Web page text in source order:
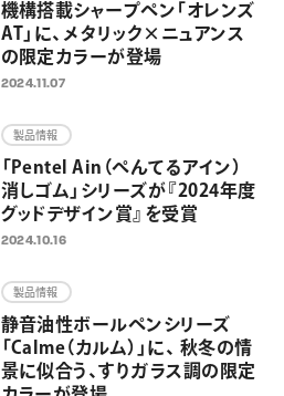
機構搭載シャープペン「オレンズ
AT」に、メタリック×ニュアンス
の限定カラーが登場
2024.11.07
製品情報
「Pentel Ain（ぺんてるアイン）
消しゴム」シリーズが『2024年度
グッドデザイン賞』を受賞
2024.10.16
製品情報
静音油性ボールペンシリーズ
「Calme（カルム）」に、 秋冬の情
景に似合う、すりガラス調の限定